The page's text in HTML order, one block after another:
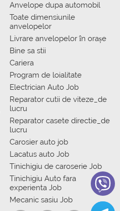
Anvelope dupa automobil
Toate dimensiunile
anvelopelor
Livrare anvelopelor în orașe
Bine sa stii
Cariera
Program de loialitate
Electrician Auto Job
Reparator cutii de viteze_de
lucru
Reparator casete directie_de
lucru
Carosier auto job
Lacatus auto Job
Tinichigiu de caroserie Job
Tinichigiu Auto fara
experienta Job
Mecanic sasiu Job